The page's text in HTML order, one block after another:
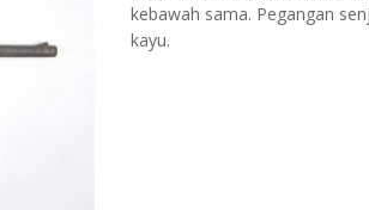
kebawah sama. Pegangan
kayu.